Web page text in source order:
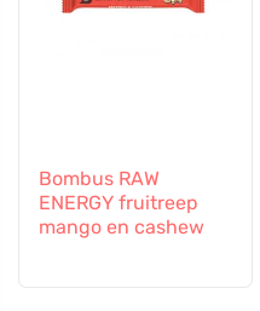
Bombus RAW
ENERGY fruitreep
mango en cashew